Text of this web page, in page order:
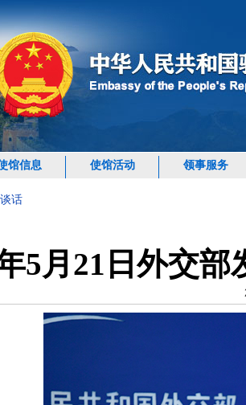
馆信息 使馆活动 领事服务
话
5月21日外交